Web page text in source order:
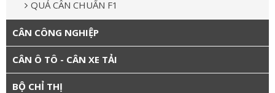
QUẢ CÂN CHUẨN F1
CÂN CÔNG NGHIỆP
CÂN Ô TÔ - CÂN XE TẢI
BỘ CHỈ THỊ